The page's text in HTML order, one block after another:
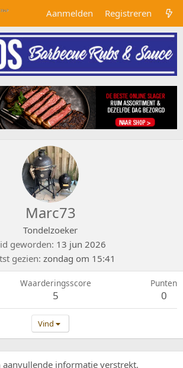
Aanmelden Registreren
Marc73
Tondelzoeker
geworden 13 jun 2026
gezien zondag om 15:41
Waarderingsscore
5
Punten
0
Vind
aanvullende informatie verstrekt.